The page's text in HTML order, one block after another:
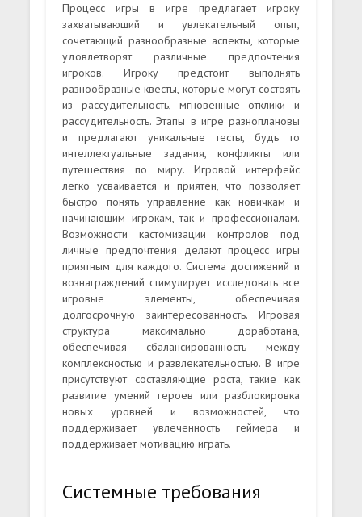
Процесс игры в игре предлагает игроку
захватывающий и увлекательный опыт,
сочетающий разнообразные аспекты, которые
удовлетворят различные предпочтения
игроков. Игроку предстоит выполнять
разнообразные квесты, которые могут состоять
из рассудительность, мгновенные отклики и
рассудительность. Этапы в игре разноплановы
и предлагают уникальные тесты, будь то
интеллектуальные задания, конфликты или
путешествия по миру. Игровой интерфейс
легко усваивается и приятен, что позволяет
быстро понять управление как новичкам и
начинающим игрокам, так и профессионалам.
Возможности кастомизации контролов под
личные предпочтения делают процесс игры
приятным для каждого. Система достижений и
вознаграждений стимулирует исследовать все
игровые элементы, обеспечивая
долгосрочную заинтересованность. Игровая
структура максимально доработана,
обеспечивая сбалансированность между
комплексностью и развлекательностью. В игре
присутствуют составляющие роста, такие как
развитие умений героев или разблокировка
новых уровней и возможностей, что
поддерживает увлеченность геймера и
поддерживает мотивацию играть.
Системные требования